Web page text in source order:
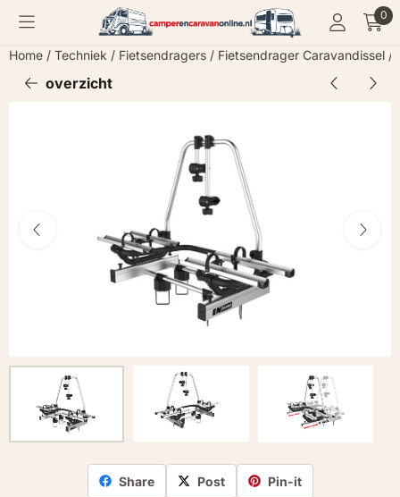
Cookievoorkeuren zijn momenteel gesloten. 0
Home / Techniek / Fietsendragers / Fietsendrager Caravandissel /
overzicht
Share Post Pin-it